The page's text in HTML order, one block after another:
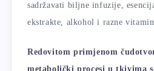
sadržavati biljne infuzije,
ekstrakte, alkohol i razne
Redovitom primjenom
metabolički procesi u tkivima